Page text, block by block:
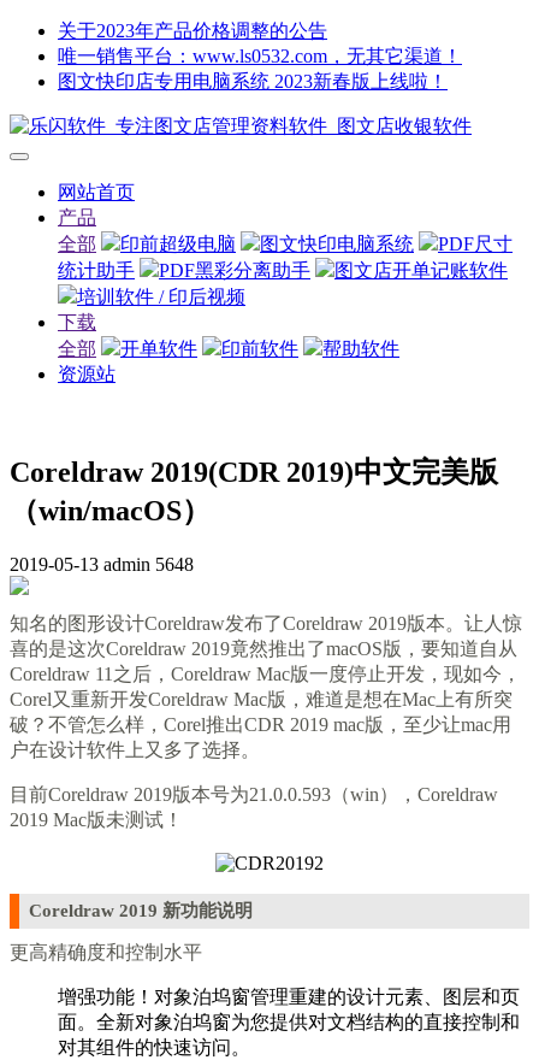
关于2023年产品价格调整的公告
唯一销售平台：www.ls0532.com，无其它渠道！
图文快印店专用电脑系统 2023新春版上线啦！
网站首页
产品
全部
印前超级电脑 图文快印电脑系统
PDF尺寸
统计助手
PDF黑彩分离助手
图文店开单记账软件
培训软件 / 印后视频
下载
全部
开单软件 印前软件
帮助软件
资源站
Coreldraw 2019(CDR 2019)中文完美版
（win/macOS）
2019-05-13 admin 5648
知名的图形设计Coreldraw发布了Coreldraw 2019版本。让人惊
喜的是这次Coreldraw 2019竟然推出了macOS版，要知道自从
Coreldraw 11之后，Coreldraw Mac版一度停止开发，现如今，
Corel又重新开发Coreldraw Mac版，难道是想在Mac上有所突
破？不管怎么样，Corel推出CDR 2019 mac版，至少让mac用
户在设计软件 上又多了选择。
目前Coreldraw 2019版本号为21.0.0.593（win），Coreldraw
2019 Mac版未测试！
Coreldraw 2019 新功能说明
更高精确度和控制水平
增强功能！对象泊坞窗管理重建的设计元素、图层和页
面。全新对象泊坞窗为您提供对文档结构的直接控制和
对其组件的快速访问。